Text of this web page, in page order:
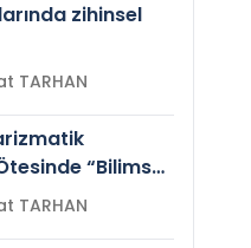
zihinsel
Prof.Dr. Nevzat TARHAN
“Bilimsel
Prof.Dr. Nevzat TARHAN